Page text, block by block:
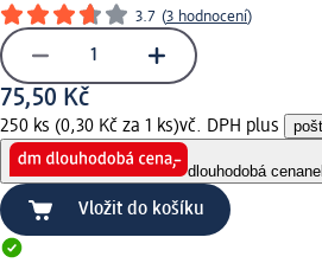
3.7 (3 hodnocení)
75,50 Kč
250 ks (0,30 Kč za 1 ks)vč. DPH plus
dlouhodobá cena
Vložit do košíku